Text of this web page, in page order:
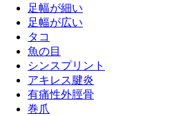
足幅が細い
足幅が広い
タコ
魚の目
シンスプリント
アキレス腱炎
有痛性外脛骨
巻爪